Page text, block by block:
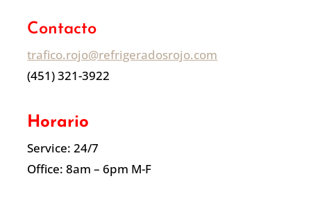
Contacto
trafico.rojo@refrigeradosrojo.com
(451) 321-3922
Horario
Service: 24/7
Office: 8am – 6pm M-F